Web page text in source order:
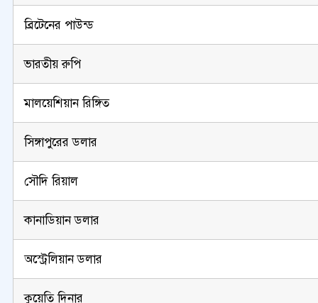
ব্রিটেনের পাউন্ড
ভারতীয় রুপি
মালয়েশিয়ান রিঙ্গিত
সিঙ্গাপুরের ডলার
সৌদি রিয়াল
কানাডিয়ান ডলার
অস্ট্রেলিয়ান ডলার
কুয়েতি দিনার